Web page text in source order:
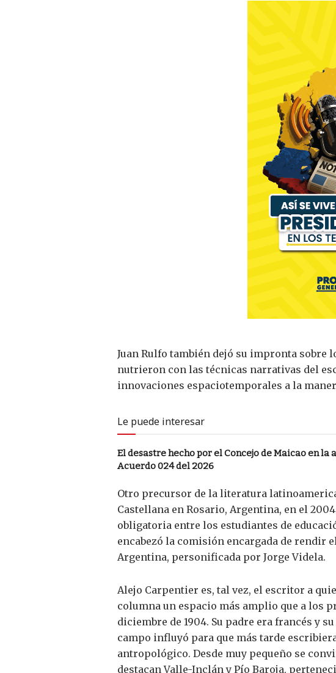
Juan Rulfo también dejó su impronta sobre
nutrieron con las técnicas narrativas del
innovaciones espaciotemporales a la
Le puede interesar
El desastre hecho por el Concejo de Maicao en la
Acuerdo 024 del 2026
Otro precursor de la literatura
Castellana en Rosario, Argentina, en el
obligatoria entre los estudiantes de
encabezó la comisión encargada de
Argentina, personificada por Jorge Videla.
Alejo Carpentier es, tal vez, el escritor a
columna un espacio más amplio que a los
diciembre de 1904. Su padre era francés y
campo influyó para que más tarde
antropológico. Desde muy pequeño se
destacan Valle-Inclán y Pío Baroja,